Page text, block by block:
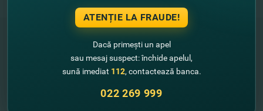
"FinComBank" S.A. este membră a
Schemei de Garantare a Depozitelor
din Republica Moldova
ATENȚIE LA FRAUDE!
Dacă primești un apel
sau mesaj suspect: închide apelul,
sună imediat 112, contactează banca.
022 269 999